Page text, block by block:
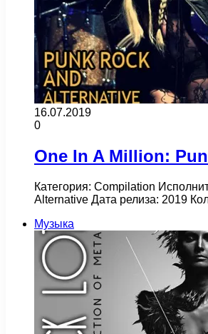
16.07.2019
0
One In A Million:
Категория: Compilation
Alternative Дата релиза: 2019
Музыка